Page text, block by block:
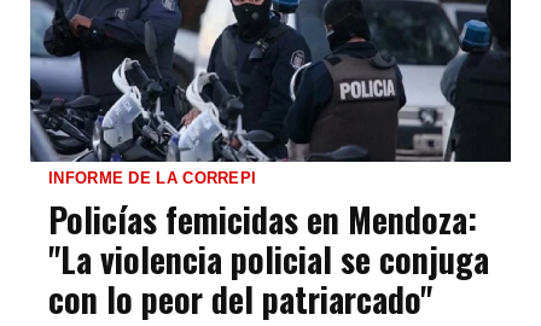
INFORME DE LA CORREPI
Policías femicidas en Mendoza:
"La violencia policial se conjuga
con lo peor del patriarcado"